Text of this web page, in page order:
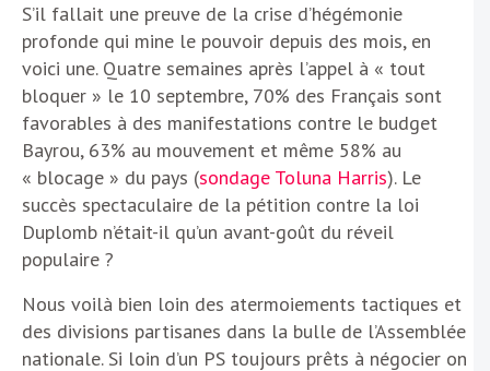
S’il fallait une preuve de la crise d’hégémonie
profonde qui mine le pouvoir depuis des mois, en
voici une. Quatre semaines après l’appel à « tout
bloquer » le 10 septembre, 70% des Français sont
favorables à des manifestations contre le budget
Bayrou, 63% au mouvement et même 58% au
« blocage » du pays (sondage Toluna Harris). Le
succès spectaculaire de la pétition contre la loi
Duplomb n’était-il qu’un avant-goût du réveil
populaire ?
Nous voilà bien loin des atermoiements tactiques et
des divisions partisanes dans la bulle de l’Assemblée
nationale. Si loin d’un PS toujours prêts à négocier on